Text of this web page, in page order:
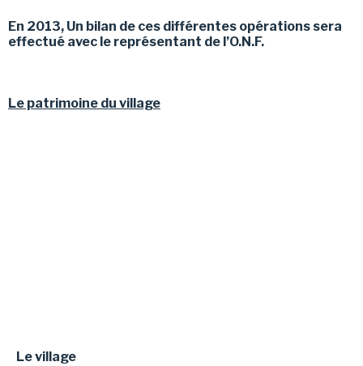
En 2013, Un bilan de ces différentes opérations sera
effectué avec le représentant de l’O.N.F.
Le patrimoine du village
Le village